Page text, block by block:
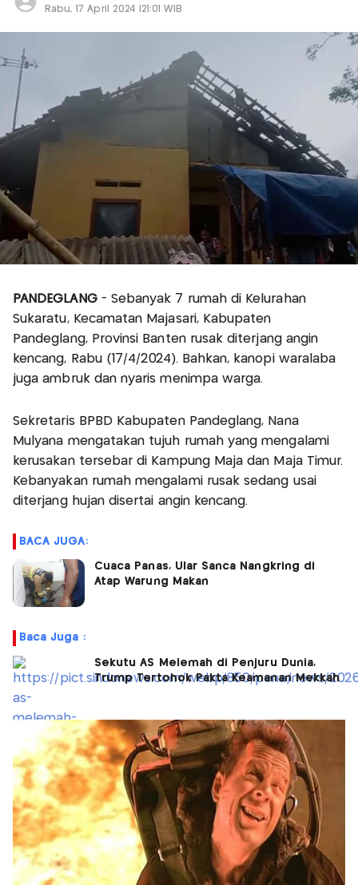
Rabu, 17 April 2024 |21:01 WIB
PANDEGLANG - Sebanyak 7 rumah di Kelurahan
Sukaratu, Kecamatan Majasari, Kabupaten
Pandeglang, Provinsi Banten rusak diterjang angin
kencang, Rabu (17/4/2024). Bahkan, kanopi waralaba
juga ambruk dan nyaris menimpa warga.
Sekretaris BPBD Kabupaten Pandeglang, Nana
Mulyana mengatakan tujuh rumah yang mengalami
kerusakan tersebar di Kampung Maja dan Maja Timur.
Kebanyakan rumah mengalami rusak sedang usai
diterjang hujan disertai angin kencang.
BACA JUGA:
Cuaca Panas, Ular Sanca Nangkring di
Atap Warung Makan
Baca Juga :
Sekutu AS Melemah di Penjuru Dunia,
Trump Tertohok Pakta Keamanan Mekkah